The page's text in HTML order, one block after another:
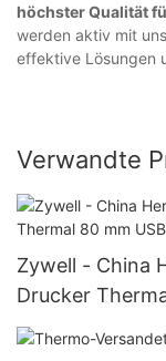
höchster Qualität
werden aktiv mit
effektive Lösungen
Verwandte
Zywell - China
Drucker